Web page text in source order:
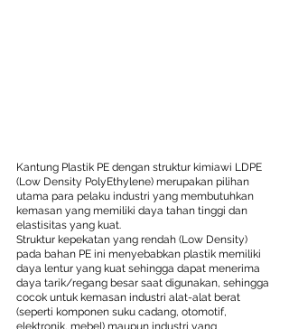
Kantung Plastik PE dengan struktur kimiawi LDPE
(Low Density PolyEthylene) merupakan pilihan
utama para pelaku industri yang membutuhkan
kemasan yang memiliki daya tahan tinggi dan
elastisitas yang kuat.
Struktur kepekatan yang rendah (Low Density)
pada bahan PE ini menyebabkan plastik memiliki
daya lentur yang kuat sehingga dapat menerima
daya tarik/regang besar saat digunakan, sehingga
cocok untuk kemasan industri alat-alat berat
(seperti komponen suku cadang, otomotif,